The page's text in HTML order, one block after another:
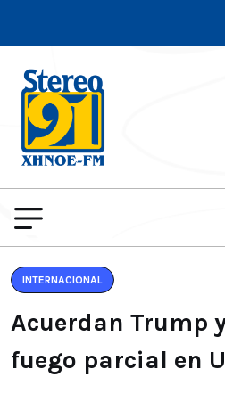
INTERNACIONAL
Acuerdan Trump
fuego parcial en